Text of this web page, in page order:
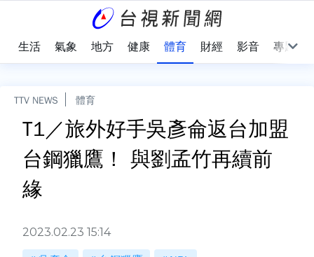
生活 氣象 地方 健康 體育 財經 影音 專題
TTV NEWS 體育
T1／旅外好手吳彥侖返台加盟
台鋼獵鷹！ 與劉孟竹再續前
緣
2023.02.23 15:14